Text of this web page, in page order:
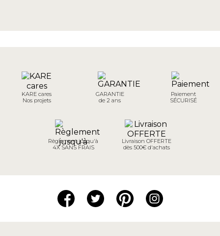
KARE cares
Nos projets
GARANTIE
de 2 ans
Paiement
SÉCURISÉ
Règlement jusqu'à
4X SANS FRAIS
Livraison OFFERTE
dès 500€ d'achats